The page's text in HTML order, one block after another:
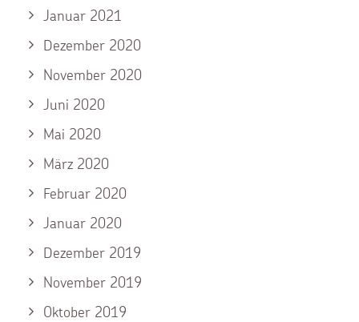
Januar 2021
Dezember 2020
November 2020
Juni 2020
Mai 2020
März 2020
Februar 2020
Januar 2020
Dezember 2019
November 2019
Oktober 2019